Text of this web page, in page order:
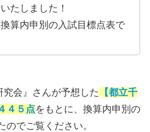
たしました！
算内申別の入試目標点表で
会』さんが予想した
【都立千
４５点をもとに、換算内申別の
のでご覧ください。